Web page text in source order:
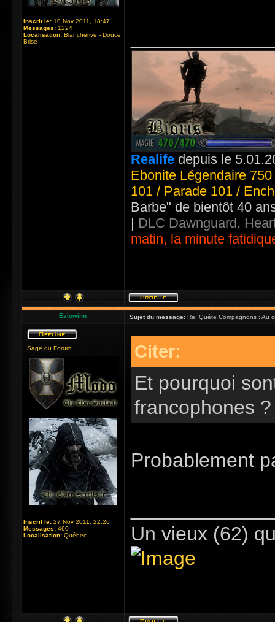
Inscrit le: 10 Nov 2011, 18:47
Messages: 1224
Localisation: Blancherive - Douce
Brise
Realife depuis le
Ebonite Légendaire
101 / Parade 101 /
Barbe" de bientôt 40
| DLC Dawnguard,
matin, la minute
Ealowinn Sujet du message: Re: Quête Compagnons : Au
Sage du Forum
Inscrit le: 27 Nov 2011, 22:26
Messages: 460
Localisation: Québec
Citer:
Et pourquoi
francophones
Probablement
Un vieux (62)